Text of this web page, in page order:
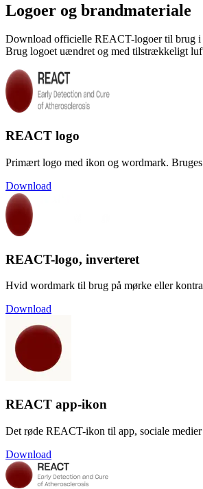
Logoer og brandmateriale
Download officielle REACT-logoer til brug i
Brug logoet uændret og med tilstrækkeligt
REACT logo
Primært logo med ikon og wordmark. Bruges
Download
REACT-logo, inverteret
Hvid wordmark til brug på mørke eller
Download
REACT app-ikon
Det røde REACT-ikon til app, sociale
Download